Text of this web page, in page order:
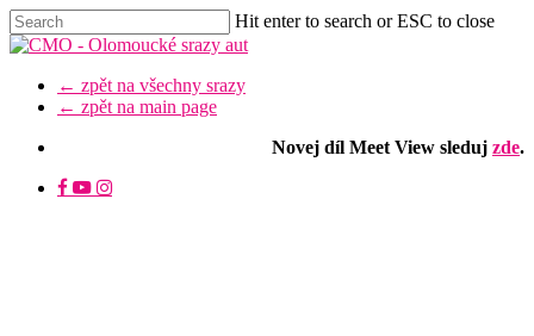
Skip
to
content
Hit enter to search or ESC to close
Close
Menu
← zpět na všechny srazy
← zpět na main page
Novej díl Meet View sleduj zde.
facebook
youtubeinstagram
discord